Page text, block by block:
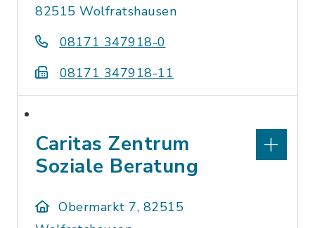
82515 Wolfratshausen
08171 347918-0
08171 347918-11
Caritas Zentrum
Soziale Beratung
Obermarkt 7, 82515